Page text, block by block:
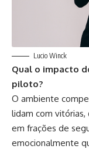
Lucio Winck
Qual o impacto
piloto?
O ambiente
lidam com vitórias,
em frações de
emocionalmente